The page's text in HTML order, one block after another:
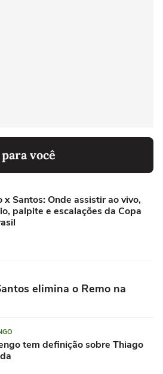
você
x Santos: Onde assistir ao vivo,
palpite e escalações da Copa
elimina o Remo na
tem definição sobre Thiago